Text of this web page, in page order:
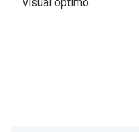
visual óptimo.